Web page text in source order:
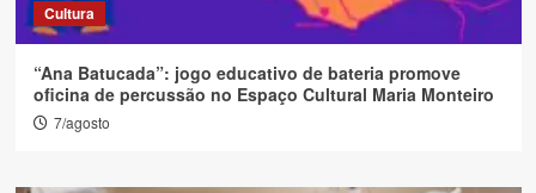
Cultura
“Ana Batucada”: jogo educativo de bateria promove
oficina de percussão no Espaço Cultural Maria Monteiro
7/agosto